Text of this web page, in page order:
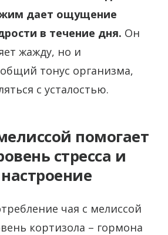
дает ощущение
в течение дня. Он
жажду, но и
тонус организма,
с усталостью.
помогает
стресса и
чая с мелиссой
кортизола – гормона